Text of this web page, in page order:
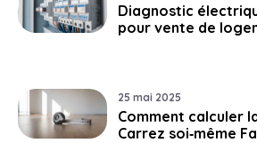
Diagnostic
pour vente de
25 mai 2025
Comment calculer
Carrez soi‑même